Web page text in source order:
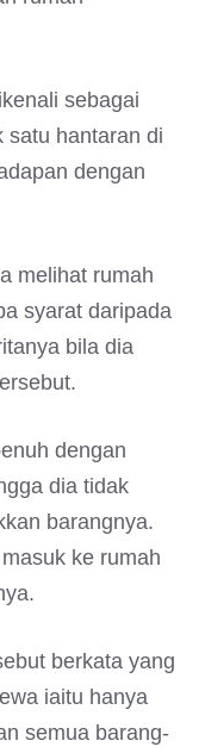
sebagai
satu hantaran di
dengan
melihat rumah
syarat daripada
bila dia
dengan
dia tidak
barangnya.
ke rumah
berkata yang
iaitu hanya
semua barang-